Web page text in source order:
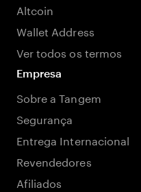
Altcoin
Wallet Address
Ver todos os termos
Empresa
Sobre a Tangem
Segurança
Entrega Internacional
Revendedores
Afiliados